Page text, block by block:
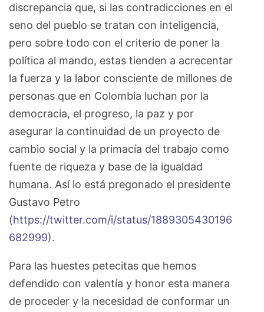
discrepancia que, si las contradicciones en el
seno del pueblo se tratan con inteligencia,
pero sobre todo con el criterio de poner la
política al mando, estas tienden a acrecentar
la fuerza y la labor consciente de millones de
personas que en Colombia luchan por la
democracia, el progreso, la paz y por
asegurar la continuidad de un proyecto de
cambio social y la primacía del trabajo como
fuente de riqueza y base de la igualdad
humana. Así lo está pregonado el presidente
Gustavo Petro
(https://twitter.com/i/status/1889305430196
682999).
Para las huestes petecitas que hemos
defendido con valentía y honor esta manera
de proceder y la necesidad de conformar un